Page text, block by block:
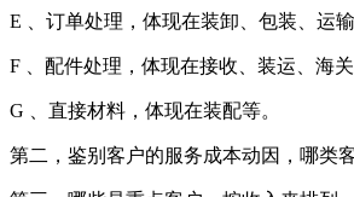
E 、订单处理，体现在装卸、包装、运输
F 、配件处理，体现在接收、装运、海关
G 、直接材料，体现在装配等。
第二，鉴别客户的服务成本动因，哪类